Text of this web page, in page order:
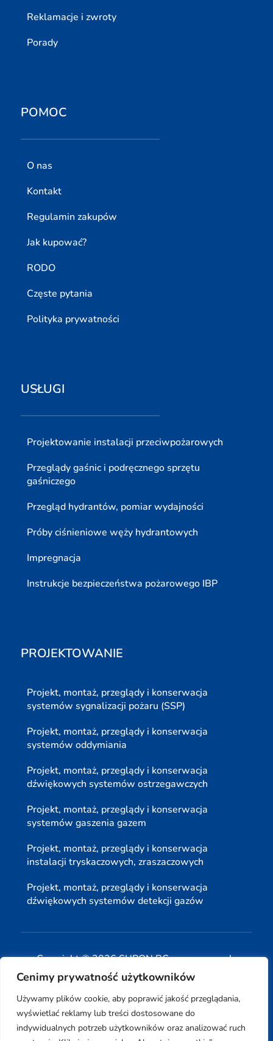
Cenimy prywatność użytkowników
Używamy plików cookie, aby poprawić jakość przeglądania,
wyświetlać reklamy lub treści dostosowane do
indywidualnych potrzeb użytkowników oraz analizować ruch
Reklamacje i zwroty
Porady
POMOC
O nas
Kontakt
Regulamin zakupów
Jak kupować?
RODO
Częste pytania
Polityka prywatności
USŁUGI
Projektowanie instalacji przeciwpożarowych
Przeglądy gaśnic i podręcznego sprzętu
gaśniczego
Przegląd hydrantów, pomiar wydajności
Próby ciśnieniowe węży hydrantowych
Impregnacja
Instrukcje bezpieczeństwa pożarowego IBP
PROJEKTOWANIE
Projekt, montaż, przeglądy i konserwacja
systemów sygnalizacji pożaru (SSP)
Projekt, montaż, przeglądy i konserwacja
systemów oddymiania
Projekt, montaż, przeglądy i konserwacja
dźwiękowych systemów ostrzegawczych
Projekt, montaż, przeglądy i konserwacja
systemów gaszenia gazem
Projekt, montaż, przeglądy i konserwacja
instalacji tryskaczowych, zraszaczowych
Projekt, montaż, przeglądy i konserwacja
dźwiękowych systemów detekcji gazów
Copyright © 2026 SUPON BC sp, z o. o. sp. k.
| Realizacja: www.woh.group